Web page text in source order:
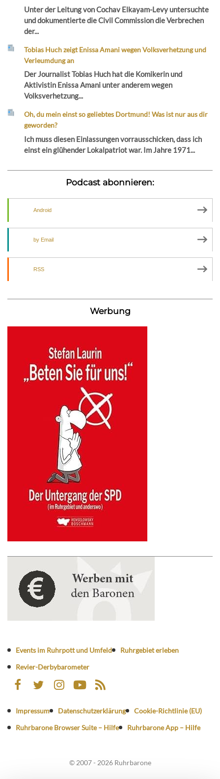
Unter der Leitung von Cochav Elkayam-Levy untersuchte
und dokumentierte die Civil Commission die Verbrechen
der...
Tobias Huch zeigt Enissa Amani wegen Volksverhetzung und
Verleumdung an
Der Journalist Tobias Huch hat die Komikerin und
Aktivistin Enissa Amani unter anderem wegen
Volksverhetzung...
Oh, du mein einst so geliebtes Dortmund! Was ist nur aus dir
geworden?
Ich muss diesen Einlassungen vorrausschicken, dass ich
einst ein glühender Lokalpatriot war. Im Jahre 1971...
Podcast abonnieren:
Android
by Email
RSS
Werbung
Events im Ruhrpott und Umfeld
Ruhrgebiet erleben
Revier-Derbybarometer
Impressum Datenschutzerklärung
Cookie-Richtlinie (EU)
Ruhrbarone Browser Suite – Hilfe
Ruhrbarone App – Hilfe
© 2007 - 2026 Ruhrbarone